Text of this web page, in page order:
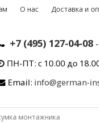
О нас Доставка и
+7 (495) 127-04-08
ПН-ПТ: с 10.00 до
Email: info@german-